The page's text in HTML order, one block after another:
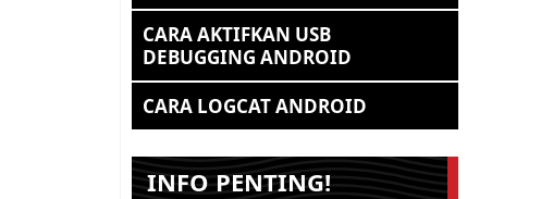
CARA AKTIFKAN USB
DEBUGGING ANDROID
CARA LOGCAT ANDROID
INFO PENTING!